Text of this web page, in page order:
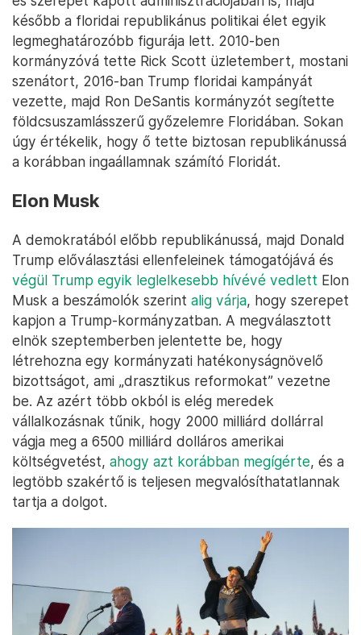
később a floridai republikánus politikai élet egyik
legmeghatározóbb figurája lett. 2010-ben
kormányzóvá tette Rick Scott üzletembert, mostani
szenátort, 2016-ban Trump floridai kampányát
vezette, majd Ron DeSantis kormányzót segítette
földcsuszamlásszerű győzelemre Floridában. Sokan
úgy értékelik, hogy ő tette biztosan republikánussá
a korábban ingaállamnak számító Floridát.
Elon Musk
A demokratából előbb republikánussá, majd Donald
Trump előválasztási ellenfeleinek támogatójává és
végül Trump egyik leglelkesebb hívévé vedlett Elon
Musk a beszámolók szerint alig várja, hogy szerepet
kapjon a Trump-kormányzatban. A megválasztott
elnök szeptemberben jelentette be, hogy
létrehozna egy kormányzati hatékonyságnövelő
bizottságot, ami „drasztikus reformokat” vezetne
be. Az azért több okból is elég meredek
vállalkozásnak tűnik, hogy 2000 milliárd dollárral
vágja meg a 6500 milliárd dolláros amerikai
költségvetést, ahogy azt korábban megígérte, és a
legtöbb szakértő is teljesen megvalósíthatatlannak
tartja a dolgot.